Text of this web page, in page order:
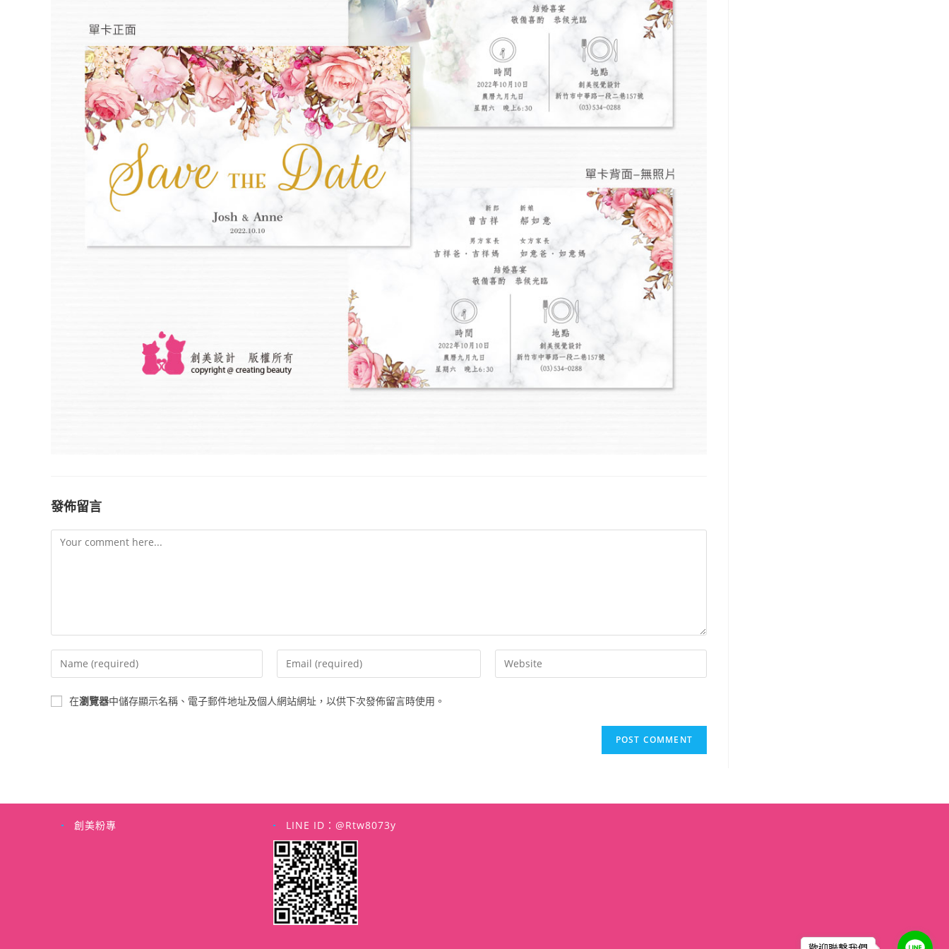
發佈留言
Comment
Enter
your
name
or
Enter
your
email
address
Enter
your
在瀏覽器中儲存顯示名稱、電子郵件地址及個人網站網址，以供下次發佈留言時使用。
創美粉專 LINE ID：@rtw8073y